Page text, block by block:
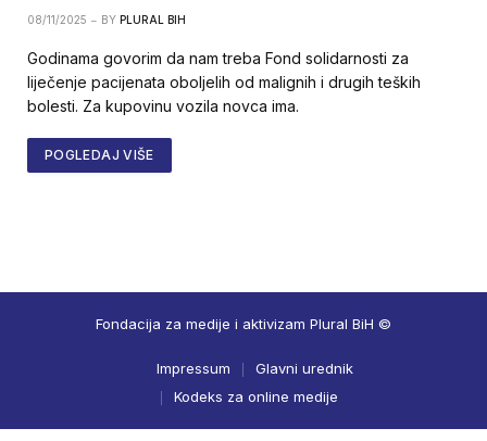
08/11/2025 BY PLURAL BIH
Godinama govorim da nam treba Fond solidarnosti za
liječenje pacijenata oboljelih od malignih i drugih teških
bolesti. Za kupovinu vozila novca ima.
POGLEDAJ VIŠE
Fondacija za medije i aktivizam Plural BiH ©
Impressum
Glavni urednik
Kodeks za online medije